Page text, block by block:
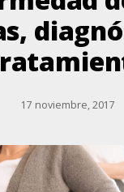
17 noviembre, 2017